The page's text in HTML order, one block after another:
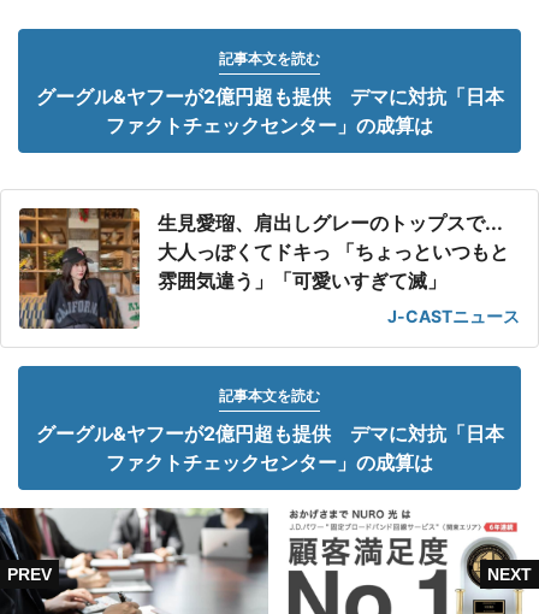
記事本文を読む
グーグル&ヤフーが2億円超も提供 デマに対抗「日本
ファクトチェックセンター」の成算は
生見愛瑠、肩出しグレーのトップスで...
大人っぽくてドキっ 「ちょっといつもと
雰囲気違う」「可愛いすぎて滅」
J-CASTニュース
記事本文を読む
グーグル&ヤフーが2億円超も提供 デマに対抗「日本
ファクトチェックセンター」の成算は